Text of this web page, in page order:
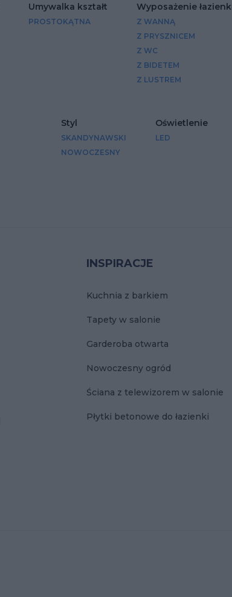
Umywalka kształt
PROSTOKĄTNA
Wyposażenie
Z WANNĄ
Z PRYSZNICEM
Z WC
Z BIDETEM
Z LUSTREM
Styl
SKANDYNAWSKI
NOWOCZESNY
Oświetlenie
LED
INSPIRACJE
Kuchnia z barkiem
Tapety w salonie
Garderoba otwarta
Nowoczesny ogród
Ściana z telewizorem w salonie
Płytki betonowe do łazienki